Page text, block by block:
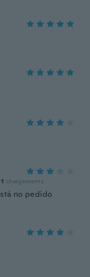
1 chargements
no pedido